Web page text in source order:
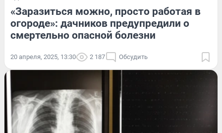
«Заразиться можно, просто работая в
огороде»: дачников предупредили о
смертельно опасной болезни
20 апреля, 2025, 13:30 2 187 Обсудить